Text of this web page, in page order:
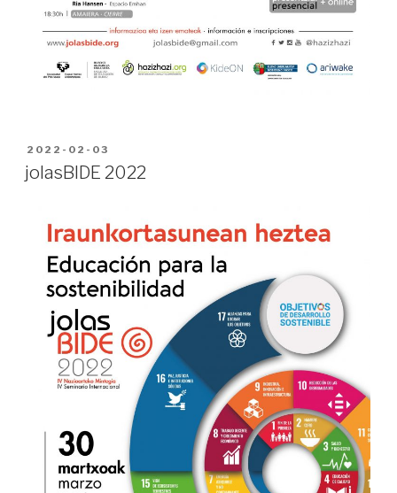
PUBLICADO
EN
2022-02-03
jolasBIDE 2022